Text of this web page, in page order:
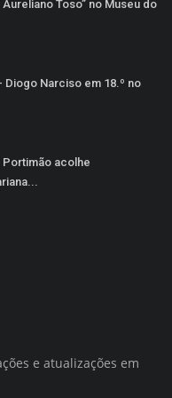
Toso” no Museu do
Narciso em 18.º no
acolhe
e atualizações em